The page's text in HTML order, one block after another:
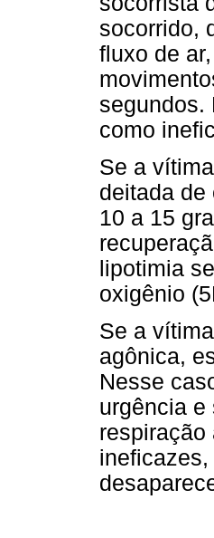
socorrido,
fluxo de
segundos.
como
Se a
deitada de
10 a 15
lipotimia
oxigênio
Se a
agônica,
Nesse
urgência e
respiração